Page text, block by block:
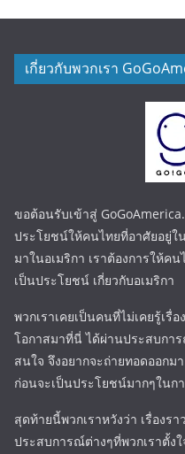
เกี่ยวกับพวกเรา
ขอต้อนรับเข้าสู่
ประโยชน์ให้คนไทยที่อาศัยอยู่ใ
มาในอเมริกา เราต้องการให้ค
เป็นประโยชน์ เกี่ยวกับอเมริกา
พวกเราเคยเป็นคนที่ไม่เคยรู้เรื่
โอกาสมาที่นี่ ได้ผ่านประสบกา
สนใจ จึงอยากจะถ่ายทอดออกม
ก่อนจะเป็นประโยชน์มากๆในก
สุดท้ายนี้พวกเราหวังว่า เรื่องร
ประสบการณ์ต่างๆที่พวกเราตั้ง